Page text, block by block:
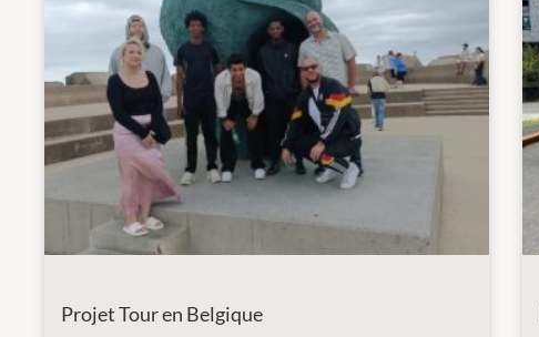
Projet Tour en Belgique